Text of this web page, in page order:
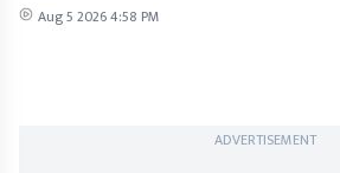
Aug 5 2026 4:58 PM
ADVERTISEMENT